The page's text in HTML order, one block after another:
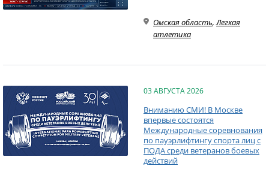
Омская область,Легкая
атлетика
03 АВГУСТА 2026
Вниманию СМИ! В Москве
впервые состоятся
Международные соревнования
по пауэрлифтингу спорта лиц с
ПОДА среди ветеранов боевых
действий